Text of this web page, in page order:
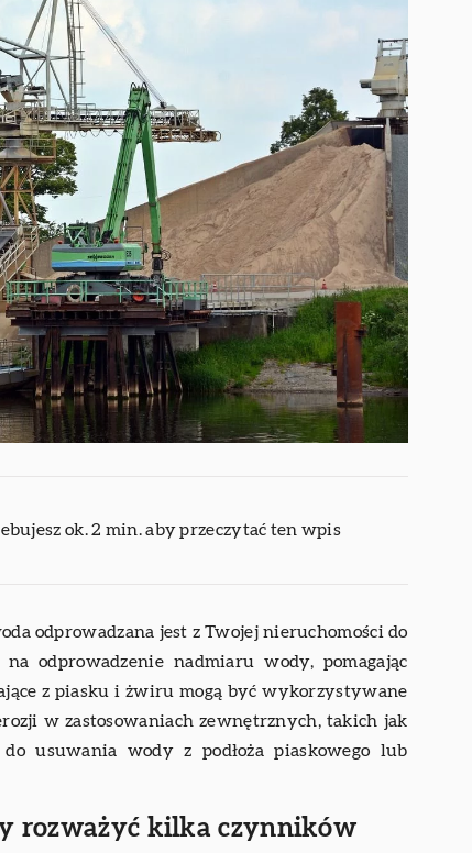
ok. 2 min. aby przeczytać ten wpis
odprowadzana jest z Twojej nieruchomości do
odprowadzenie nadmiaru wody, pomagając
z piasku i żwiru mogą być wykorzystywane
w zastosowaniach zewnętrznych, takich jak
do usuwania wody z podłoża piaskowego lub
rozważyć kilka czynników